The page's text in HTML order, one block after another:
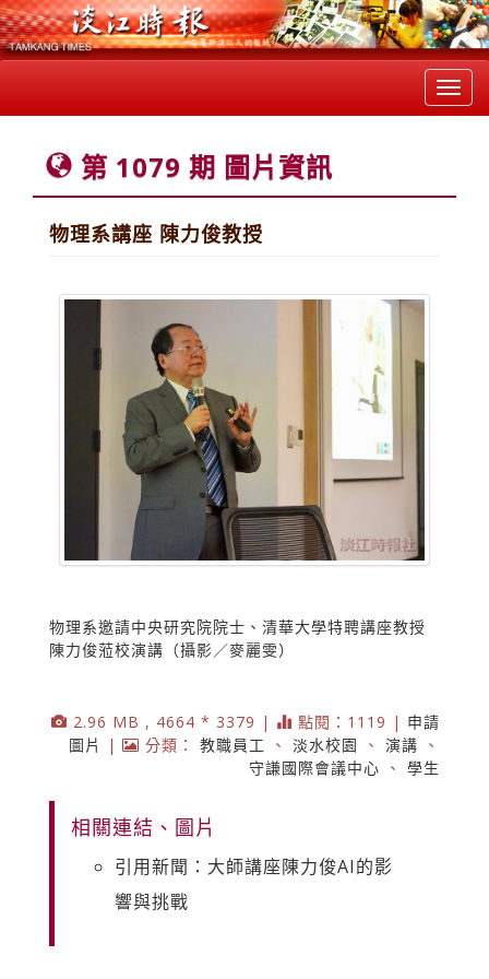
第 1079 期 圖片資訊
物理系講座 陳力俊教授
物理系邀請中央研究院院士、清華大學特聘講座教授
陳力俊蒞校演講（攝影／麥麗雯）
2.96 MB , 4664 * 3379 | 點閱：1119 | 申請
圖片
| 分類： 教職員工 、 淡水校園 、 演講 、
守謙國際會議中心 、 學生
相關連結、圖片
引用新聞：大師講座陳力俊AI的影
響與挑戰